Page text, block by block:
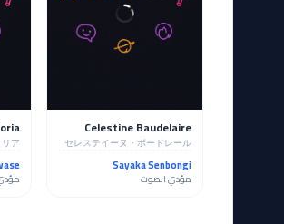
Celestine Baudelaire
セレステイーヌ・ボードレール
Sayaka Senbongi
مؤدي الصوت
リア